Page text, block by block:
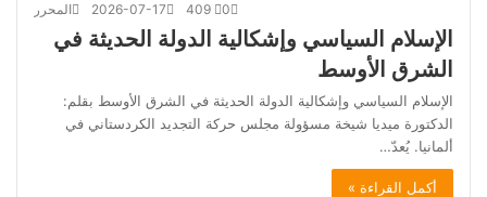
المحرر 2026-07-17 0
الإسلام السياسي وإشكالية الدولة الحديثة في
الشرق الأوسط
الإسلام السياسي وإشكالية الدولة الحديثة في الشرق الأوسط بقلم:
الدكتورة ميديا شيخة مسؤولة مجلس حركة التجديد الكردستاني في
ألمانيا. يُعدّ…
أكمل القراءة »